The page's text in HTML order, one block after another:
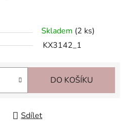
Skladem (2 ks)
KX3142_1
DO KOŠÍKU
Sdílet